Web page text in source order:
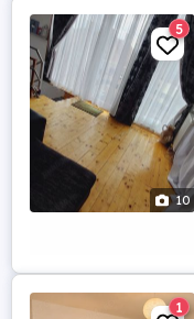
10
5
1